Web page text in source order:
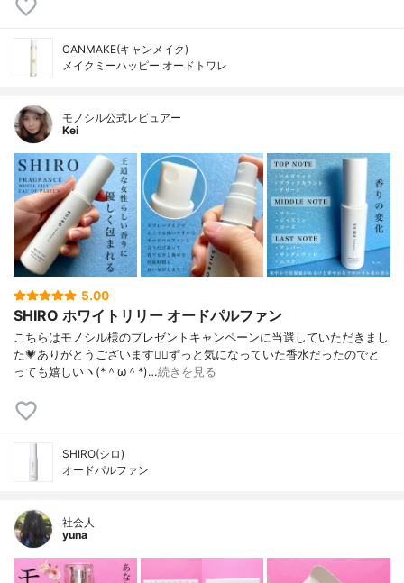
CANMAKE(キャンメイク)
メイクミーハッピー オードトワレ
モノシル公式レビュアー
Kei
5.00
SHIRO ホワイトリリー オードパルファン
こちらはモノシル様のプレゼントキャンペーンに当選していただきまし
た💗ありがとうございます🙇‍♀️ずっと気になっていた香水だったのでと
っても嬉しいヽ(*＾ω＾*)…続きを見る
SHIRO(シロ)
オードパルファン
社会人
yuna